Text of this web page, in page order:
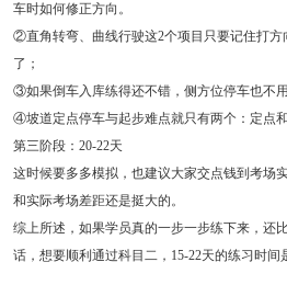
车时如何修正方向。
②直角转弯、曲线行驶这2个项目只要记住打方
了；
③如果倒车入库练得还不错，侧方位停车也不
④坡道定点停车与起步难点就只有两个：定点和
第三阶段：20-22天
这时候要多多模拟，也建议大家交点钱到考场
和实际考场差距还是挺大的。
综上所述，如果学员真的一步一步练下来，还
话，想要顺利通过科目二，15-22天的练习时间